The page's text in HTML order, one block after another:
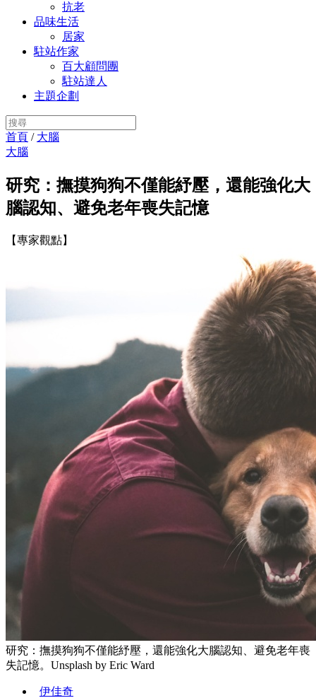
抗老
品味生活
居家
駐站作家
百大顧問團
駐站達人
主題企劃
首頁 / 大腦
大腦
研究：撫摸狗狗不僅能紓壓，還能強化大
腦認知、避免老年喪失記憶
【專家觀點】
研究：撫摸狗狗不僅能紓壓，還能強化大腦認知、避免老年喪
失記憶。Unsplash by Eric Ward
伊佳奇